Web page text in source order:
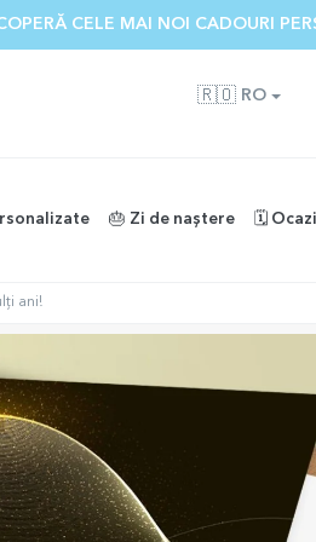
CELE MAI NOI CADOURI
🇷🇴 RO
🎂 Zi de naștere 🗓️
ani!